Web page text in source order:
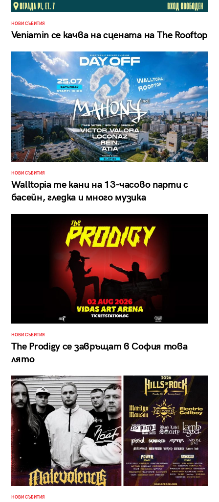
НОВИ СЪБИТИЯ
Veniamin се качва на сцената на The Rooftop
НОВИ СЪБИТИЯ
Walltopia те кани на 13-часово парти с
басейн, гледка и много музика
НОВИ СЪБИТИЯ
The Prodigy се завръщат в София това
лято
НОВИ СЪБИТИЯ